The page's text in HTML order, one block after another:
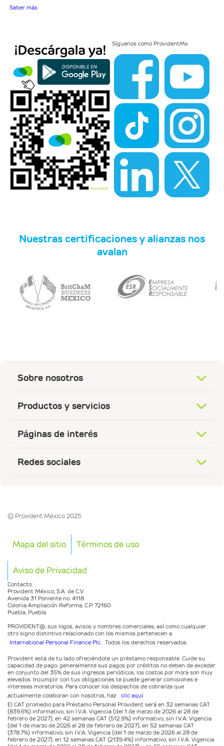
Saber más
Síguenos como ProvidentMx
Nuestras certificaciones y alianzas nos
avalan
Sobre nosotros
Productos y servicios
Páginas de interés
Redes sociales
© Provident México 2025
Mapa del sitio Términos de uso
Aviso de Privacidad
Contacto:
Provident México, S.A. de C.V.
Avenida 31 Poniente no. 4118
Colonia Ampliación Reforma, C.P. 72160
Puebla, Puebla
PROVIDENT®️, sus logos, avisos y nombres comerciales, así como cualquier
otro signo distintivo relacionado con los mismos pertenecen a
International Personal Finance Plc. Todos los derechos reservados.
Provident está de tu lado ofreciéndote un préstamo responsable. Cuide su
capacidad de pago, generalmente sus pagos por créditos no deben de exceder
en conjunto del 35% de sus ingresos periódicos, los costos por mora son muy
elevados. Incumplir con tus obligaciones te puede generar comisiones e
intereses moratorios. Para conocer los despachos de cobranza que
actualmente colaboran con nosotros, haz
clic aquí
El CAT promedio para Préstamo Personal Provident será en 32 semanas CAT
(839.6%) informativo, sin I.V.A. Vigencia (del 1 de marzo de 2026 al 28 de
febrero de 2027), en 42 semanas CAT (512.9%) informativo, sin I.V.A. Vigencia
(del 1 de marzo de 2026 al 28 de febrero de 2027), en 52 semanas CAT
(378.7%) informativo, sin I.V.A. Vigencia (del 1 de marzo de 2026 al 28 de
febrero de 2027), en 12 semanas CAT (2139.4%) informativo, sin I.V.A. Vigencia